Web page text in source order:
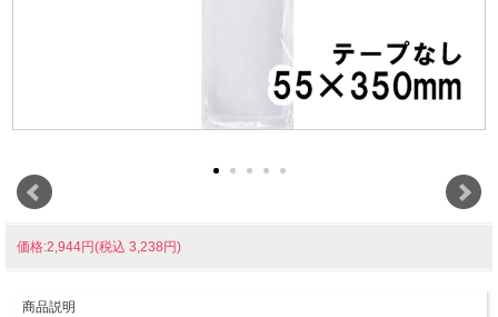
価格:2,944円(税込 3,238円)
商品説明